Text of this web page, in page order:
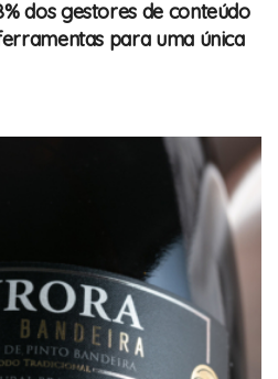
dos gestores de conteúdo
para uma única